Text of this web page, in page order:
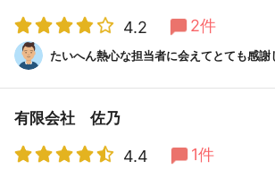
4.2 2件
たいへん熱心な担当者に会えてとても感謝
有限会社 佐乃
4.4 1件